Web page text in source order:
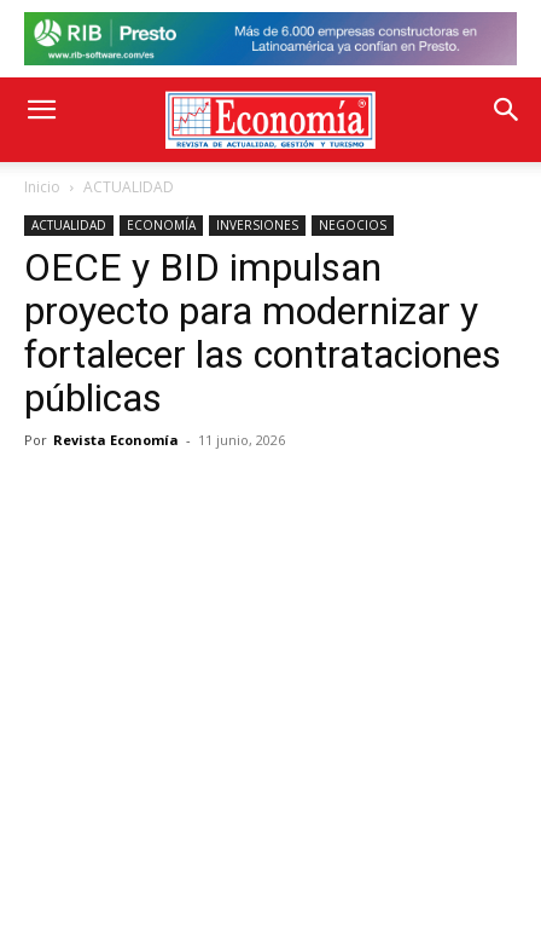
Inicio ACTUALIDAD
ACTUALIDAD ECONOMÍA INVERSIONES NEGOCIOS
OECE y BID impulsan
proyecto para modernizar y
fortalecer las contrataciones
públicas
Por Revista Economía - 11 junio, 2026